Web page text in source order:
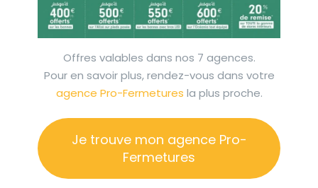
Offres valables dans nos 7 agences.
Pour en savoir plus, rendez-vous dans votre
agence Pro-Fermetures la plus proche.
Je trouve mon agence Pro-
Fermetures